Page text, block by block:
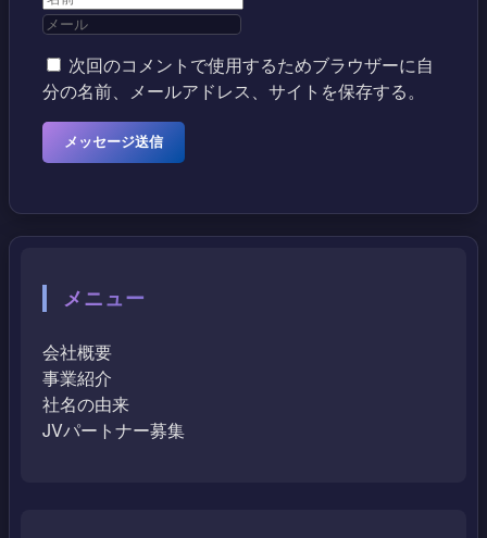
次回のコメントで使用するためブラウザーに自
分の名前、メールアドレス、サイトを保存する。
メニュー
会社概要
事業紹介
社名の由来
JVパートナー募集